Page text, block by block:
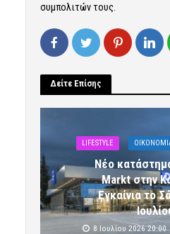
συμπολιτών τους.
Δείτε Επίσης
LIFESTYLE
Νέο
Markt στην
Εγκαίνια το
8 Ιουλίου 2026 20:00